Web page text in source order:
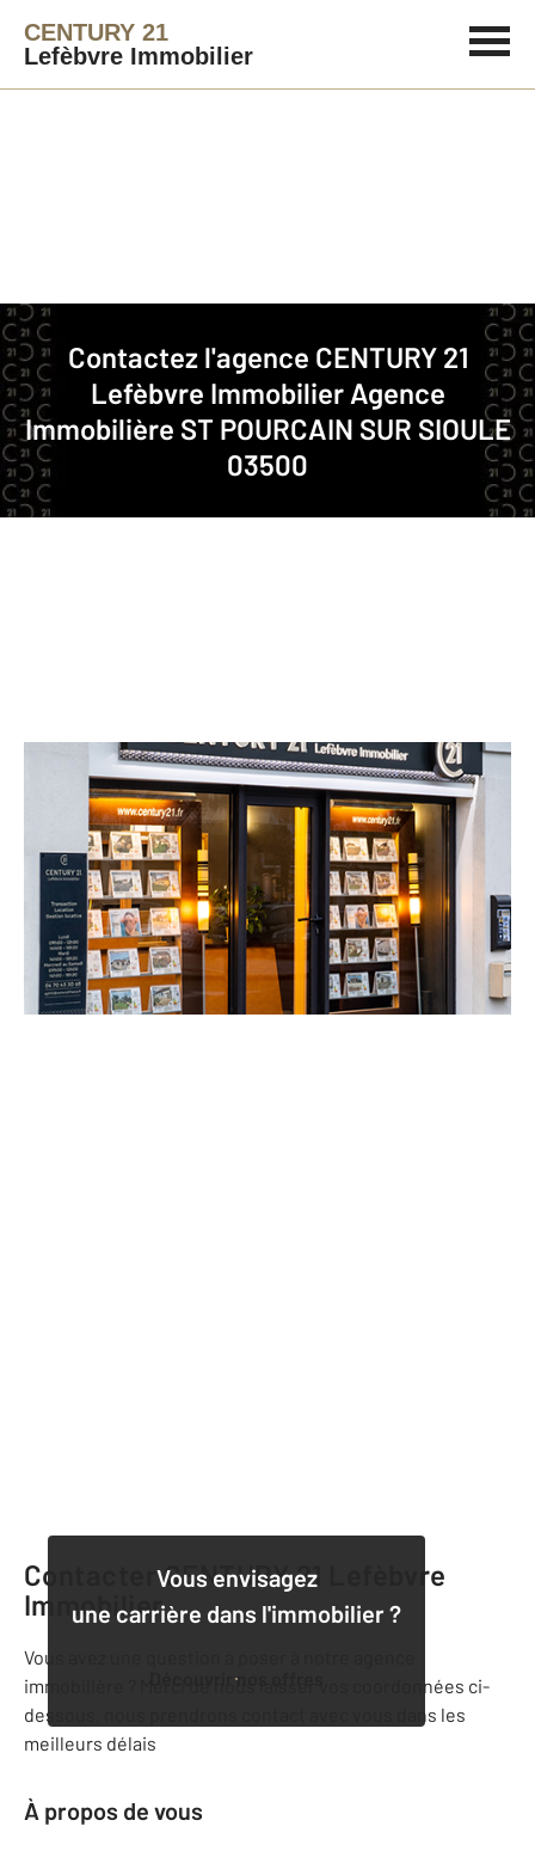
CENTURY 21
Lefèbvre Immobilier
Contactez l'agence CENTURY 21
Lefèbvre ImmobilierAgence
Immobilière ST POURCAIN SUR SIOULE
03500
Agence immobilière Contact
Notre agence à ST POURCAIN SUR
SIOULE
CENTURY 21 Lefèbvre Immobilier
11 avenue Sinturel
ST POURCAIN SUR SIOULE - 03500
Envoyer un message
Téléphoner à l'agence
Vous envisagez
une carrière dans l'immobilier ?
Découvrir nos offres
Contacter CENTURY 21 Lefèbvre
Immobilier
Vous avez une question à poser à notre agence
immobilière ? Merci de nous laisser vos coordonnées ci-
dessous, nous prendrons contact avec vous dans les
meilleurs délais
À propos de vous